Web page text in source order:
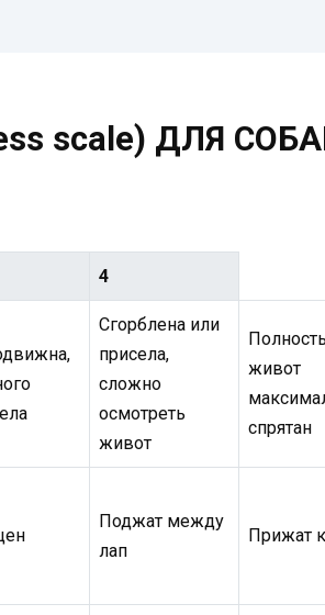
scale) ДЛЯ
4
Сгорблена или
присела,
сложно
осмотреть
живот
живот
спрятан
Поджат между
лап
Прижат к